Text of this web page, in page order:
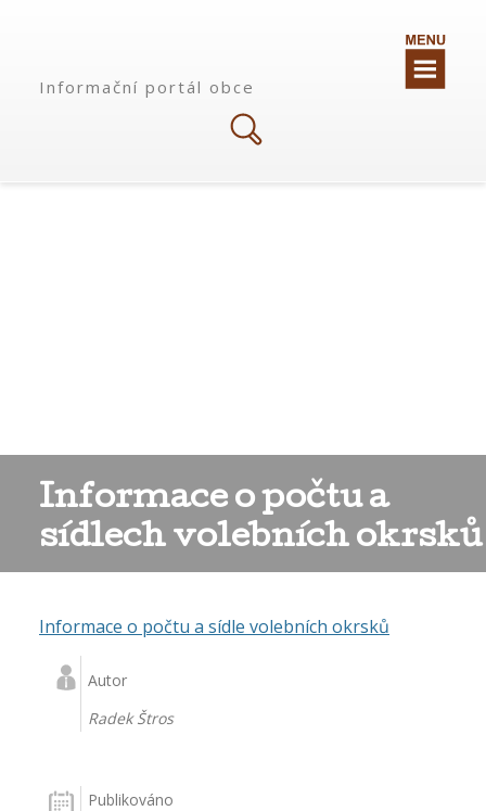
Informační portál obce
Informace o počtu a
sídlech volebních okrsků
Informace o počtu a sídle volebních okrsků
Autor
Radek Štros
Publikováno